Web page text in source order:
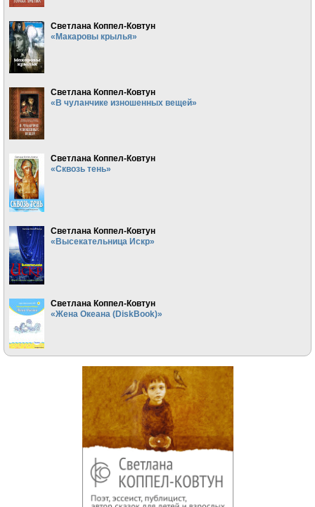
Светлана Коппел-Ковтун
«Макаровы крылья»
Светлана Коппел-Ковтун
«В чуланчике изношенных вещей»
Светлана Коппел-Ковтун
«Сквозь тень»
Светлана Коппел-Ковтун
«Высекательница Искр»
Светлана Коппел-Ковтун
«Жена Океана (DiskBook)»